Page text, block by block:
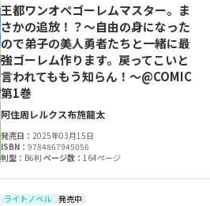
王都ワンオペゴーレムマスター。ま
さかの追放！？～自由の身になった
ので弟子の美人勇者たちと一緒に最
強ゴーレム作ります。戻ってこいと
言われてももう知らん！～@COMIC
第1巻
阿住周レルクス布施龍太
発売日：2025年03月15日
ISBN：9784867945056
判型： B6判ページ数： 164ページ
ライトノベル 発売中